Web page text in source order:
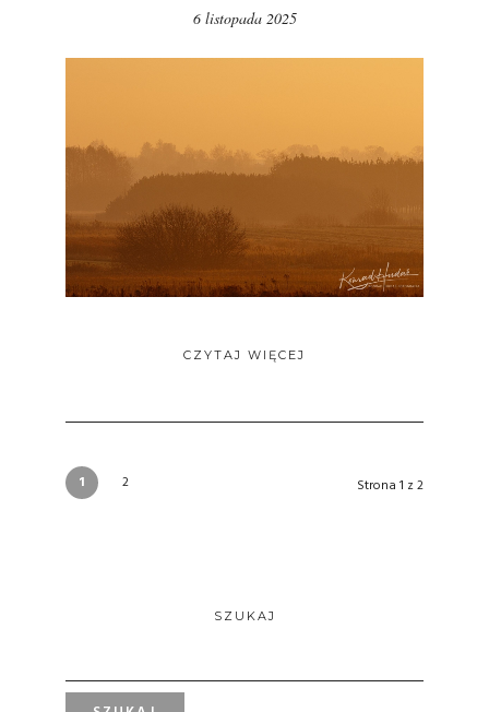
6 listopada 2025
CZYTAJ WIĘCEJ
1 2 Strona 1 z 2
SZUKAJ